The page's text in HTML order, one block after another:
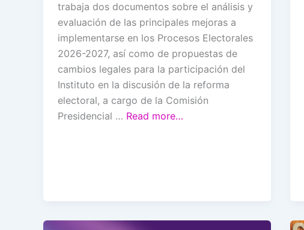
trabaja dos documentos sobre el análisis y
evaluación de las principales mejoras a
implementarse en los Procesos Electorales
2026-2027, así como de propuestas de
cambios legales para la participación del
Instituto en la discusión de la reforma
electoral, a cargo de la Comisión
Presidencial … Read more…